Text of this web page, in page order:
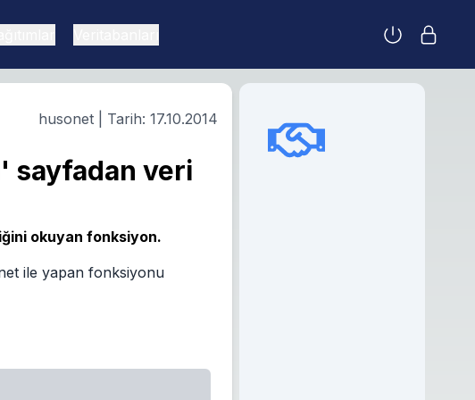
husonet | Tarih: 17.10.2014
sayfadan veri
okuyan fonksiyon.
ile yapan fonksiyonu